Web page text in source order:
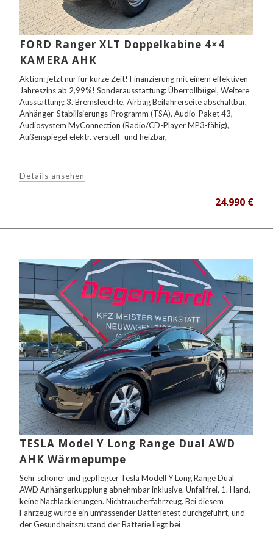
FORD Ranger XLT Doppelkabine 4×4
KAMERA AHK
Aktion: jetzt nur für kurze Zeit! Finanzierung mit einem effektiven
Jahreszins ab 2,99%! Sonderausstattung: Überrollbügel, Weitere
Ausstattung: 3. Bremsleuchte, Airbag Beifahrerseite abschaltbar,
Anhänger-Stabilisierungs-Programm (TSA), Audio-Paket 43,
Audiosystem MyConnection (Radio/CD-Player MP3-fähig),
Außenspiegel elektr. verstell- und heizbar,
Details ansehen
24.990 €
TESLA Model Y Long Range Dual AWD
AHK Wärmepumpe
Sehr schöner und gepflegter Tesla Modell Y Long Range Dual
AWD Anhängerkupplung abnehmbar inklusive. Unfallfrei, 1. Hand,
keine Nachlackierungen. Nichtraucherfahrzeug. Bei diesem
Fahrzeug wurde ein umfassender Batterietest durchgeführt, und
der Gesundheitszustand der Batterie liegt bei